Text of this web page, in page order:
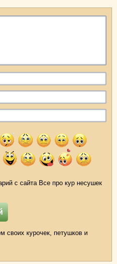
с сайта Все про кур несушек
своих курочек, петушков и